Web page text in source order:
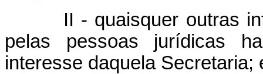
II - quaisquer outras
pelas pessoas jurídicas
interesse daquela Secretaria;